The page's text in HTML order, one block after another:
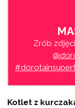
Zrób
Kotlet z